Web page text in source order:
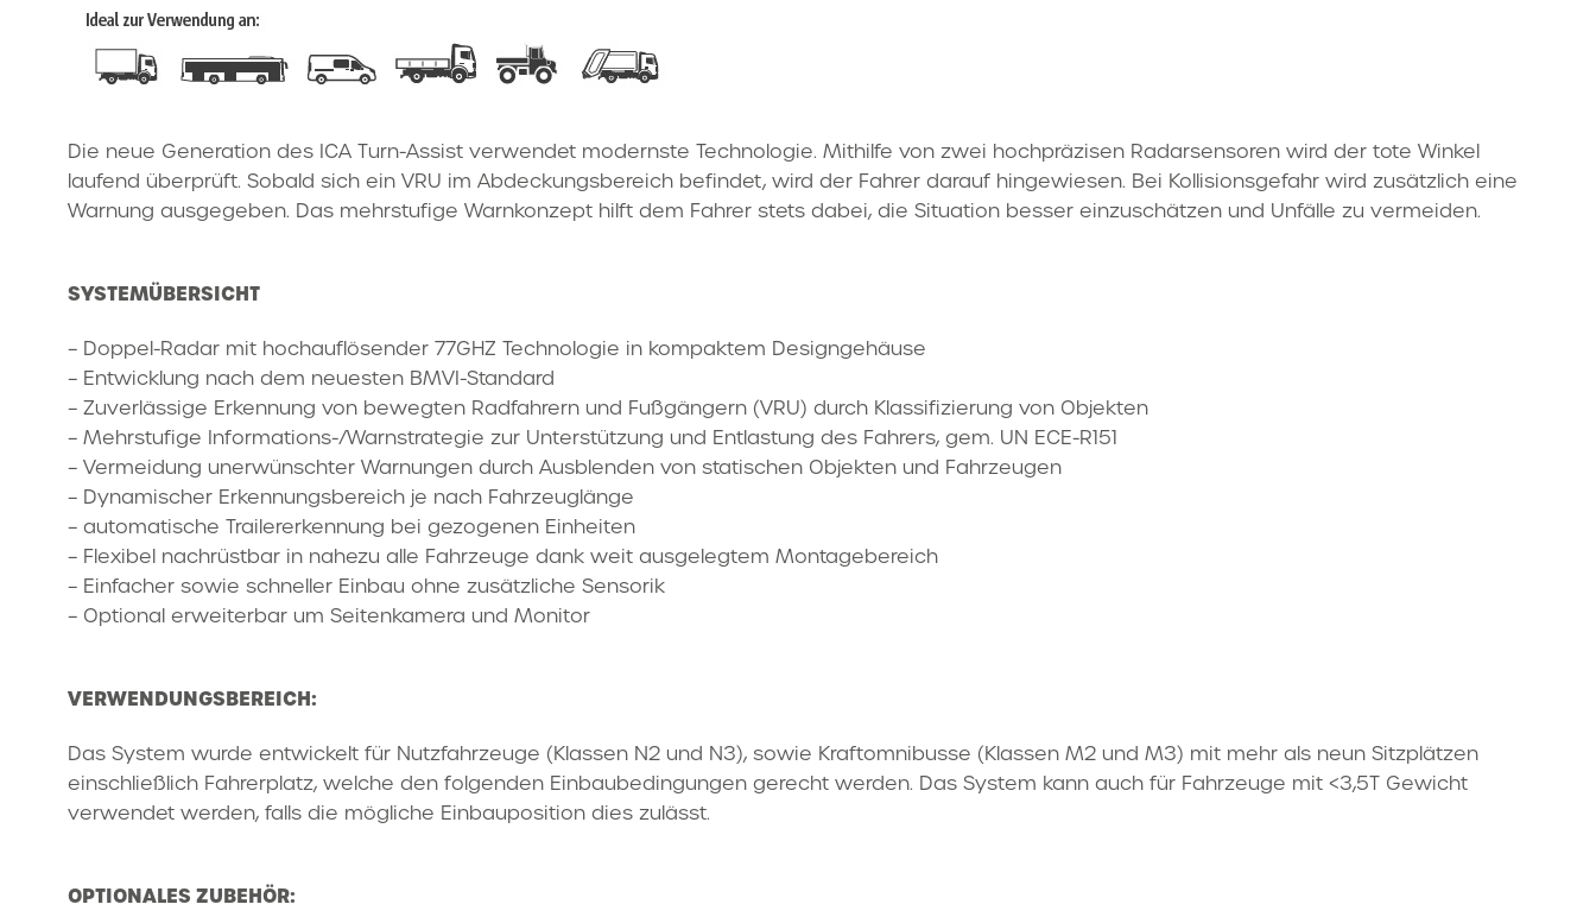
Die neue Generation des ICA Turn-Assist verwendet modernste Technologie. Mithilfe von zwei hochpräzisen Radarsensoren wird der tote Winkel
laufend überprüft. Sobald sich ein VRU im Abdeckungsbereich befindet, wird der Fahrer darauf hingewiesen. Bei Kollisionsgefahr wird zusätzlich eine
Warnung ausgegeben. Das mehrstufige Warnkonzept hilft dem Fahrer stets dabei, die Situation besser einzuschätzen und Unfälle zu vermeiden.
SYSTEMÜBERSICHT
– Doppel-Radar mit hochauflösender 77GHZ Technologie in kompaktem Designgehäuse
– Entwicklung nach dem neuesten BMVI-Standard
– Zuverlässige Erkennung von bewegten Radfahrern und Fußgängern (VRU) durch Klassifizierung von Objekten
– Mehrstufige Informations-/Warnstrategie zur Unterstützung und Entlastung des Fahrers, gem. UN ECE-R151
– Vermeidung unerwünschter Warnungen durch Ausblenden von statischen Objekten und Fahrzeugen
– Dynamischer Erkennungsbereich je nach Fahrzeuglänge
– automatische Trailererkennung bei gezogenen Einheiten
– Flexibel nachrüstbar in nahezu alle Fahrzeuge dank weit ausgelegtem Montagebereich
– Einfacher sowie schneller Einbau ohne zusätzliche Sensorik
– Optional erweiterbar um Seitenkamera und Monitor
VERWENDUNGSBEREICH:
Das System wurde entwickelt für Nutzfahrzeuge (Klassen N2 und N3), sowie Kraftomnibusse (Klassen M2 und M3) mit mehr als neun Sitzplätzen
einschließlich Fahrerplatz, welche den folgenden Einbaubedingungen gerecht werden. Das System kann auch für Fahrzeuge mit <3,5T Gewicht
verwendet werden, falls die mögliche Einbauposition dies zulässt.
OPTIONALES ZUBEHÖR: